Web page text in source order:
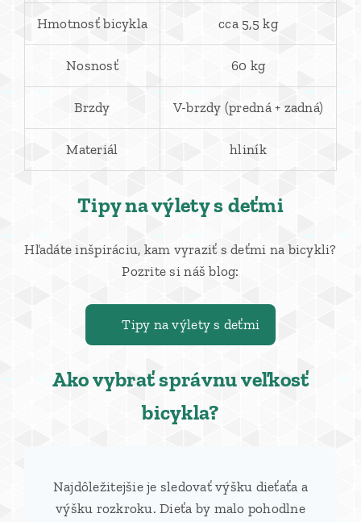
Hmotnosť bicykla cca 5,5 kg
Nosnosť 60 kg
Brzdy V-brzdy (predná + zadná)
Materiál hliník
Tipy na výlety s deťmi
Hľadáte inšpiráciu, kam vyraziť s deťmi na bicykli?
Pozrite si náš blog:
👉 Tipy na výlety s deťmi
Ako vybrať správnu veľkosť
bicykla?
Najdôležitejšie je sledovať výšku dieťaťa a
výšku rozkroku. Dieťa by malo pohodlne